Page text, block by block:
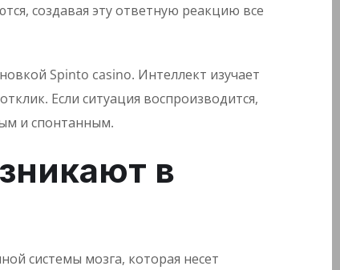
создавая эту ответную реакцию все
Spinto casino. Интеллект изучает
Если ситуация воспроизводится,
и спонтанным.
в
системы мозга, которая несет